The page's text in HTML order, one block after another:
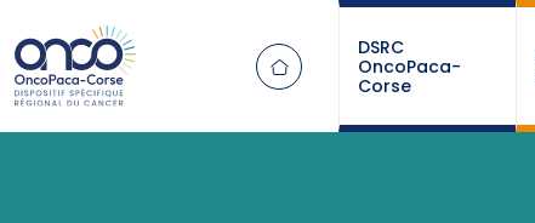
DSRC
OncoPaca-
Corse